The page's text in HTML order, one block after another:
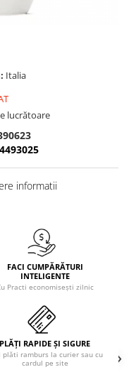
Italia
lucrătoare
informatii
FACI CUMPĂRĂTURI
INTELIGENTE
Practi economisești zilnic
PLĂȚI RAPIDE ȘI SIGURE
plăti ramburs la curier sau cu
cardul pe site